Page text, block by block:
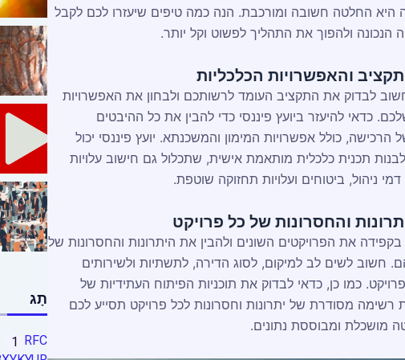
היא החלטה חשובה ומורכבת. הנה כמה טיפים שיעזרו לכם לקבל
ולהפוך את התהליך לפשוט וקל יותר.
והאפשרויות הכלכליות
לבדוק את התקציב העומד לרשותכם ולבחון את האפשרויות
כדאי להיעזר ביועץ פיננסי כדי להבין את כל ההיבטים
הרכישה, כולל אפשרויות המימון והמשכנתא. יועץ פיננסי יכול
תכנית כלכלית מותאמת אישית, שתכלול גם חישוב עלויות
ניהול, ביטוחים ועלויות תחזוקה שוטפת.
והחסרונות של כל פרויקט
בקפידה את הפרויקטים השונים ולהבין את היתרונות והחסרונות של
חשוב לשים לב למיקום, לסוג הדירה, לתשתיות ולשירותים
כמו כן, כדאי לבדוק את תוכניות הפיתוח העתידיות של
רשימה מסודרת של יתרונות וחסרונות לכל פרויקט תסייע לכם
מושכלת ומבוססת נתונים.
תָג
RFC
1